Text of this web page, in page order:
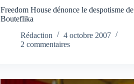
Freedom House dénonce le despotisme de
Bouteflika
Rédaction
4 octobre 2007
2 commentaires